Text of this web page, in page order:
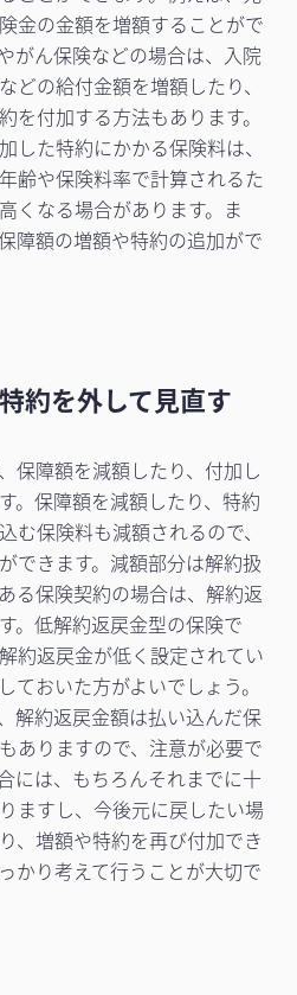
金の金額を増額することがで
がん保険などの場合は、入院
どの給付金額を増額したり、
を付加する方法もあります。
した特約にかかる保険料は、
齢や保険料率で計算されるた
くなる場合があります。ま
障額の増額や特約の追加がで
約を外して見直す
保障額を減額したり、付加し
。保障額を減額したり、特約
む保険料も減額されるので、
できます。減額部分は解約扱
る保険契約の場合は、解約返
。低解約返戻金型の保険で
約返戻金が低く設定されてい
ておいた方がよいでしょう。
解約返戻金額は払い込んだ保
ありますので、注意が必要で
には、もちろんそれまでに十
ますし、今後元に戻したい場
、増額や特約を再び付加でき
かり考えて行うことが大切で